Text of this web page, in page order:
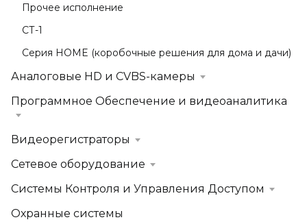
Прочее исполнение
СТ-1
Серия HOME (коробочные решения для дома и дачи)
Аналоговые HD и CVBS-камеры
Программное Обеспечение и видеоаналитика
Видеорегистраторы
Сетевое оборудование
Системы Контроля и Управления Доступом
Охранные системы